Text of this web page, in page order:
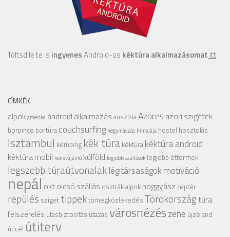
Töltsd le te is ingyenesAndroid-os kéktúra alkalmazásomat itt.
CÍMKÉK
alpokamerika android alkalmazás ausztriaAzores azori szigetek
borpince bortúra couchsurfing hegymászás himalája hostel hosztolás
Isztambul kemping kék túra kéktúra kéktúra android
kéktúra mobil könyvajánló külföld legjobb szállások legjobb éttermek
legszebb túraútvonalaklégitársaságokmotiváció
nepál oktolcsó szállás osztrák alpok poggyász reptér
repülés sziget tippektömegközlekedés Törökország túra
felszerelés utasbiztosítás utazás városnézészene újzéland
úticél útiterv